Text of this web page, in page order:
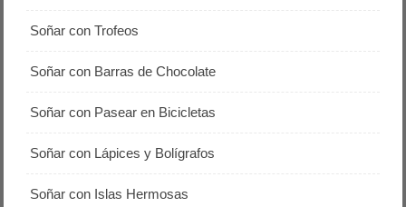
Soñar con Trofeos
Soñar con Barras de Chocolate
Soñar con Pasear en Bicicletas
Soñar con Lápices y Bolígrafos
Soñar con Islas Hermosas